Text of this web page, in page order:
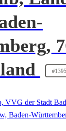
VVG der Stadt
Baden-